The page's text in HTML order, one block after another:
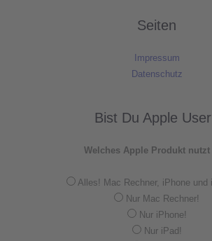
Seiten
Impressum
Datenschutz
Bist Du Apple
Welches Apple Produkt nutzt
Alles! Mac Rechner, iPhone und
Nur Mac Rechner!
Nur iPhone!
Nur iPad!